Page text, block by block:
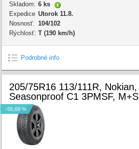
Skladom: 6 ks
Expedice Utorok 11.8.
Nosnosť: 104/102
Rýchlosť: T (190 km/h)
Podrobné info
205/75R16 113/111R, Nokian,
Seasonproof C1 3PMSF, M+S
-55,69 %